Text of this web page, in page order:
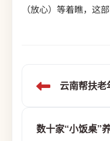
（放心）等着瞧，这